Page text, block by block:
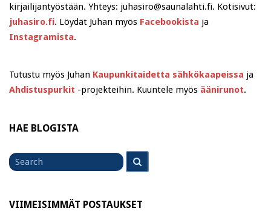
kirjailijantyöstään. Yhteys: juhasiro@saunalahti.fi. Kotisivut:
juhasiro.fi. Löydät Juhan myös Facebookista ja
Instagramista.
Tutustu myös Juhan Kaupunkitaidetta sähkökaapeissa ja
Ahdistuspurkit -projekteihin. Kuuntele myös äänirunot.
HAE BLOGISTA
Search
for
VIIMEISIMMÄT POSTAUKSET